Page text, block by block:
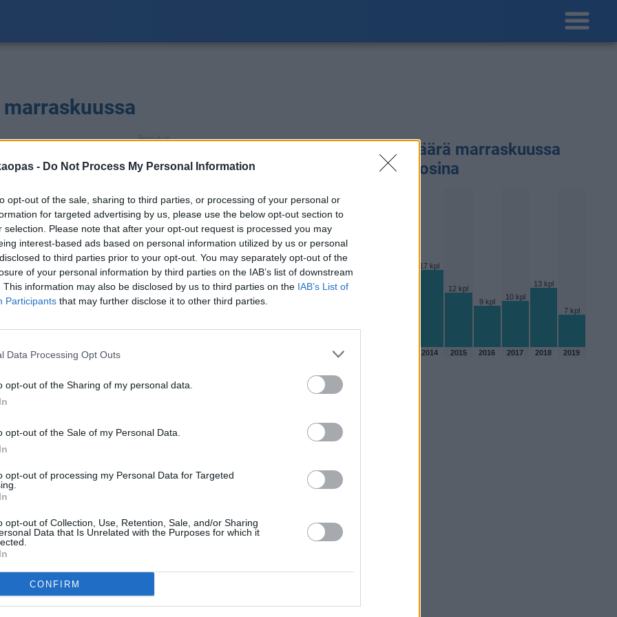
- Do Not Process My Personal Information
opt-out of the sale, sharing to third parties, or processing of your personal or
for targeted advertising by us, please use the below opt-out section to
selection. Please note that after your opt-out request is processed you may
interest-based ads based on personal information utilized by us or personal
to third parties prior to your opt-out. You may separately opt-out of the
of your personal information by third parties on the IAB’s list of downstream
This information may also be disclosed by us to third parties on the IAB’s List of
Participants that may further disclose it to other third parties.
Data Processing Opt Outs
opt-out of the Sharing of my personal data.
opt-out of the Sale of my Personal Data.
opt-out of processing my Personal Data for Targeted
opt-out of Collection, Use, Retention, Sale, and/or Sharing
Data that Is Unrelated with the Purposes for which it
CONFIRM
ilmoitus
Sadepäivien määärä marraskuussa
aikaisempina vuosina
16 kpl
21 kpl
17 kpl
12 kpl
9 kpl
10 kpl
13 kpl
7 kpl
2011 2014 2015 2016 2017 2018 2019
2011
221 mm
21 kpl
2014
52 mm
17 kpl
2015
2017
37 mm
10 kpl
2018
124 mm
2019
108 mm 7 kpl